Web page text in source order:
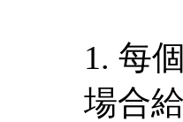
1. 每
場合